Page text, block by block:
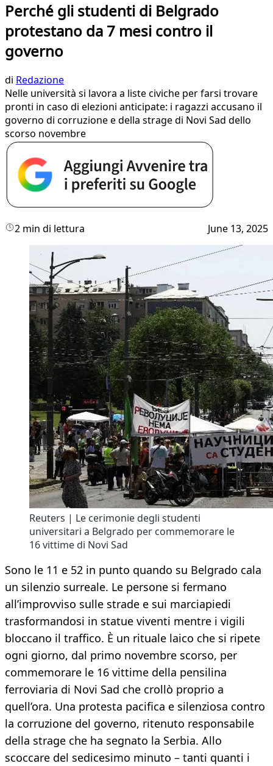
Perché gli studenti di Belgrado
protestano da 7 mesi contro il
governo
di Redazione
Nelle università si lavora a liste civiche per farsi trovare
pronti in caso di elezioni anticipate: i ragazzi accusano il
governo di corruzione e della strage di Novi Sad dello
scorso novembre
2 min di lettura June 13, 2025
Reuters | Le cerimonie degli studenti
universitari a Belgrado per commemorare le
16 vittime di Novi Sad
Sono le 11 e 52 in punto quando su Belgrado cala
un silenzio surreale. Le persone si fermano
all’improvviso sulle strade e sui marciapiedi
trasformandosi in statue viventi mentre i vigili
bloccano il traffico. È un rituale laico che si ripete
ogni giorno, dal primo novembre scorso, per
commemorare le 16 vittime della pensilina
ferroviaria di Novi Sad che crollò proprio a
quell’ora. Una protesta pacifica e silenziosa contro
la corruzione del governo, ritenuto responsabile
della strage che ha segnato la Serbia. Allo
scoccare del sedicesimo minuto – tanti quanti i